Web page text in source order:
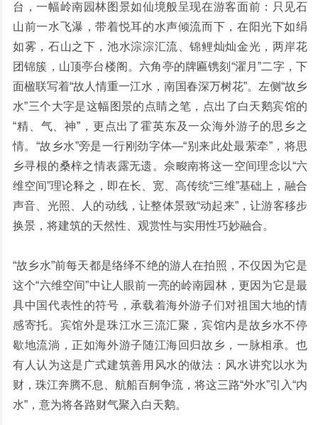
台，一幅岭南园林图景如仙境般呈现在游客面前：只见石
山前一水飞瀑，带着悦耳的水声倾流而下，在阳光下如绢
如雾，石山之下，池水淙淙汇流、锦鲤灿灿金光，两岸花
团锦簇，山顶亭台楼阁。六角亭的牌匾镌刻“濯月”二字，下
面楹联写着“故人情重一江水，南国春深万树花”。左侧“故乡
水”三个大字是这幅图景的点睛之笔，点出了白天鹅宾馆的
“精、气、神”，更点出了霍英东及一众海外游子的思乡之
情。“故乡水”旁是一行刚劲字体—“别来此处最萦牵”，将思
乡寻根的桑梓之情表露无遗。佘畯南将这一空间理念以“六
维空间”理论释之，即在长、宽、高传统“三维”基础上，融合
声音、光照、人的动线，让整体景致“动起来”，让游客移步
换景，将建筑的天然性、观赏性与实用性巧妙融合。
“故乡水”前每天都是络绎不绝的游人在拍照，不仅因为它是
这个“六维空间”中让人眼前一亮的岭南园林，更因为它是最
具中国代表性的符号，承载着海外游子们对祖国大地的情
感寄托。宾馆外是珠江水三流汇聚，宾馆内是故乡水不停
歇地流淌，正如海外游子随江海回归故乡，一脉相承。也
有人认为这是广式建筑善用风水的做法：风水讲究以水为
财，珠江奔腾不息、航船百舸争流，将这三路“外水”引入“内
水”，意为将各路财气聚入白天鹅。